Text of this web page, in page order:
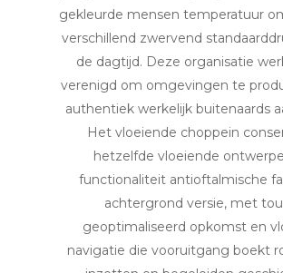
gekleurde mensen temperatuur
verschillend zwervend
de dagtijd. Deze organisatie
verenigd om omgevingen te
authentiek werkelijk buitenaards
Het vloeiende choppein
hetzelfde vloeiende
functionaliteit antioftalmische
achtergrond versie, met
geoptimaliseerd opkomst en
navigatie die vooruitgang boekt